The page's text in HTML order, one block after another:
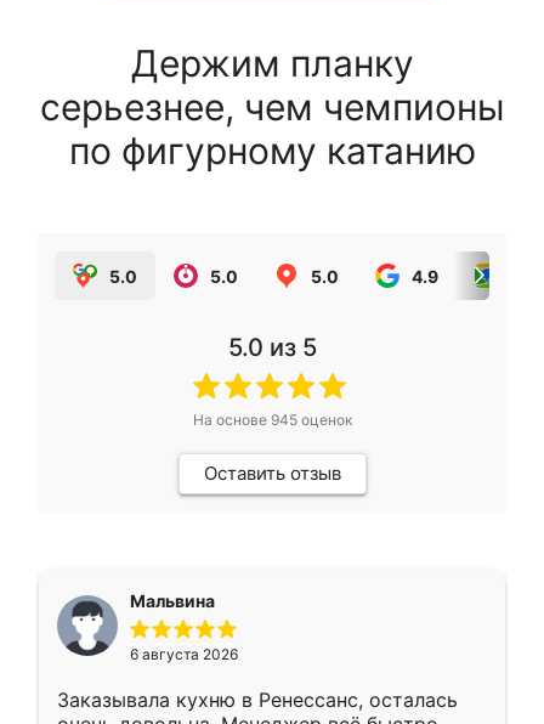
Держим планку
серьезнее, чем чемпионы
по фигурному катанию
5.0 5.0 5.0 4.9
5.0 из 5
На основе 945оценок
Оставить отзыв
Мальвина
6 августа 2026
Заказывала кухню в Ренессанс, осталась